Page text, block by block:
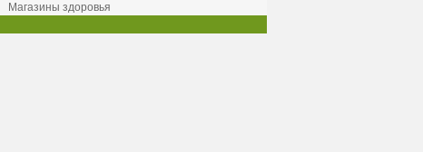
Магазины здоровья